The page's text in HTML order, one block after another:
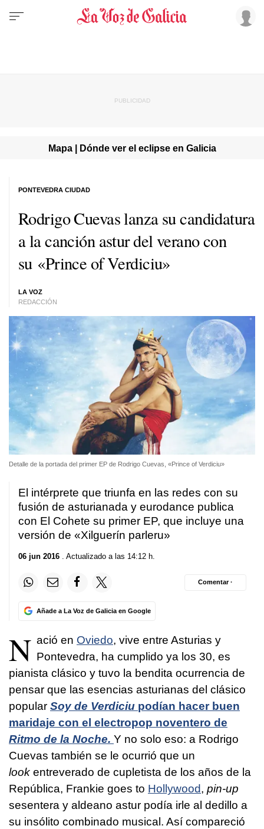
Mapa | Dónde ver el eclipse en Galicia
Rodrigo Cuevas lanza su candidatura
a la canción astur del verano con
su «Prince of Verdiciu»
LA VOZ
REDACCIÓN
PONTEVEDRA CIUDAD
Detalle de la portada del primer EP de Rodrigo Cuevas, «Prince of Verdiciu»
El intérprete que triunfa en las redes con su
fusión de asturianada y eurodance publica
con El Cohete su primer EP, que incluye una
versión de «Xilguerín parleru»
06 jun 2016 . Actualizado a las 14:12 h.
Añade a La Voz de Galicia en Google
Comentar ·
N ació en Oviedo, vive entre Asturias y
Pontevedra, ha cumplido ya los 30, es
pianista clásico y tuvo la bendita ocurrencia de
pensar que las esencias asturianas del clásico
popular Soy de Verdiciu podían hacer buen
maridaje con el electropop noventero de
Ritmo de la Noche. Y no solo eso: a Rodrigo
Cuevas también se le ocurrió que un
look entreverado de cupletista de los años de la
República, Frankie goes to Hollywood, pin-up
sesentera y aldeano astur podía irle al dedillo a
su insólito combinado musical. Así compareció